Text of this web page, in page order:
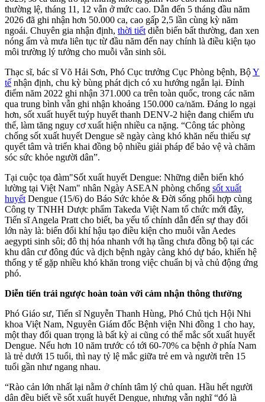
thường lệ, tháng 11, 12 vẫn ở mức cao. Dẫn đến 5 tháng đầu năm
2026 đã ghi nhận hơn 50.000 ca, cao gấp 2,5 lần cùng kỳ năm
ngoái. Chuyên gia nhận định, thời tiết diễn biến bất thường, đan xen
nóng ẩm và mưa liên tục từ đầu năm đến nay chính là điều kiện tạo
môi trường lý tưởng cho muỗi vằn sinh sôi.
Thạc sĩ, bác sĩ Võ Hải Sơn, Phó Cục trưởng Cục Phòng bệnh, BộY
tế nhận định, chu kỳ bùng phát dịch có xu hướng ngắn lại. Đỉnh
điểm năm 2022 ghi nhận 371.000 ca trên toàn quốc, trong các năm
qua trung bình vẫn ghi nhận khoảng 150.000 ca/năm. Đáng lo ngại
hơn, sốt xuất huyết tuýp huyết thanh DENV-2 hiện đang chiếm ưu
thế, làm tăng nguy cơ xuất hiện nhiều ca nặng. “Công tác phòng
chống sốt xuất huyết Dengue sẽ ngày càng khó khăn nếu thiếu sự
quyết tâm và triển khai đồng bộ nhiều giải pháp để bảo vệ và chăm
sóc sức khỏe người dân”.
Tại cuộc tọa đàm"Sốt xuất huyết Dengue: Những diễn biến khó
lường tại Việt Nam" nhân Ngày ASEAN phòng chống sốt xuất
huyết Dengue (15/6) do Báo Sức khỏe & Đời sống phối hợp cùng
Công ty TNHH Dược phẩm Takeda Việt Nam tổ chức mới đây,
Tiến sĩ Angela Pratt cho biết, ba yếu tố chính dẫn đến sự thay đổi
lớn này là: biến đổi khí hậu tạo điều kiện cho muỗi vằn Aedes
aegypti sinh sôi; đô thị hóa nhanh với hạ tầng chưa đồng bộ tại các
khu dân cư đông đúc và dịch bệnh ngày càng khó dự báo, khiến hệ
thống y tế gặp nhiều khó khăn trong việc chuẩn bị và chủ động ứng
phó.
Diễn tiến trái ngược hoàn toàn với cảm nhận thông thường
Phó Giáo sư, Tiến sĩ Nguyễn Thanh Hùng, Phó Chủ tịch Hội Nhi
khoa Việt Nam, Nguyên Giám đốc Bệnh viện Nhi đồng 1 cho hay,
một thay đổi quan trọng là bất kỳ ai cũng có thể mắc sốt xuất huyết
Dengue. Nếu hơn 10 năm trước có tới 60-70% ca bệnh ở phía Nam
là trẻ dưới 15 tuổi, thì nay tỷ lệ mắc giữa trẻ em và người trên 15
tuổi gần như ngang nhau.
“Rào cản lớn nhất lại nằm ở chính tâm lý chủ quan. Hầu hết người
dân đều biết về sốt xuất huyết Dengue, nhưng vẫn nghĩ “đó là